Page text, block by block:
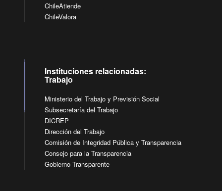
ChileAtiende
ChileValora
Instituciones relacionadas:
Trabajo
Ministerio del Trabajo y Previsión Social
Subsecretaría del Trabajo
DICREP
Dirección del Trabajo
Comisión de Integridad Pública y Transparencia
Consejo para la Transparencia
Gobierno Transparente